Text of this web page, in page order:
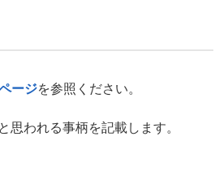
ージを参照ください。
われる事柄を記載します。